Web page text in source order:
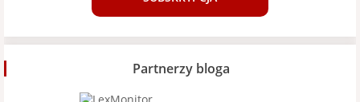
Partnerzy bloga